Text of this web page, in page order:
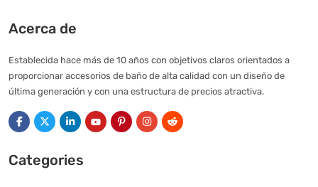
Acerca de
Establecida hace más de 10 años con objetivos claros orientados a
proporcionar accesorios de baño de alta calidad con un diseño de
última generación y con una estructura de precios atractiva.
Categories